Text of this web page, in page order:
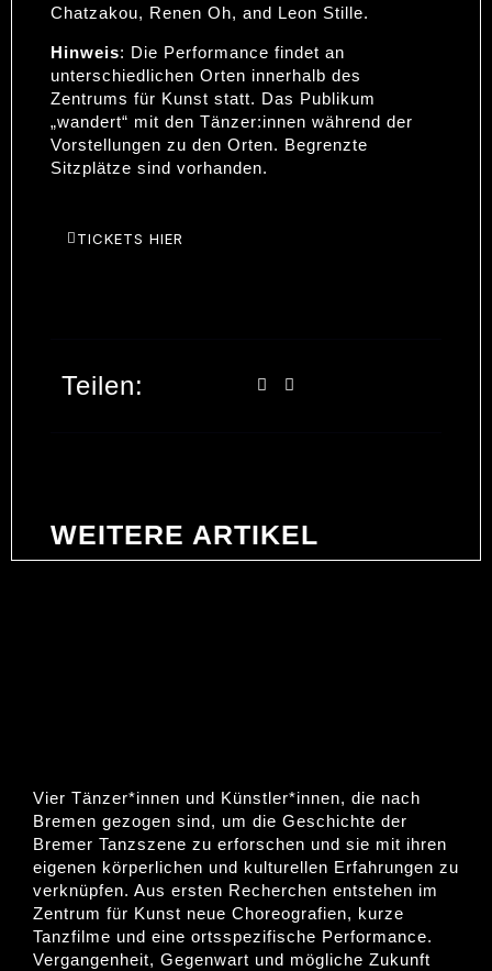
Chatzakou, Renen Oh, and Leon Stille.
Hinweis: Die Performance findet an
unterschiedlichen Orten innerhalb des
Zentrums für Kunst statt. Das Publikum
„wandert“ mit den Tänzer:innen während der
Vorstellungen zu den Orten. Begrenzte
Sitzplätze sind vorhanden.
TICKETS HIER
Teilen:
WEITERE ARTIKEL
Vier Tänzer*innen und Künstler*innen, die nach
Bremen gezogen sind, um die Geschichte der
Bremer Tanzszene zu erforschen und sie mit ihren
eigenen körperlichen und kulturellen Erfahrungen zu
verknüpfen. Aus ersten Recherchen entstehen im
Zentrum für Kunst neue Choreografien, kurze
Tanzfilme und eine ortsspezifische Performance.
Vergangenheit, Gegenwart und mögliche Zukunft